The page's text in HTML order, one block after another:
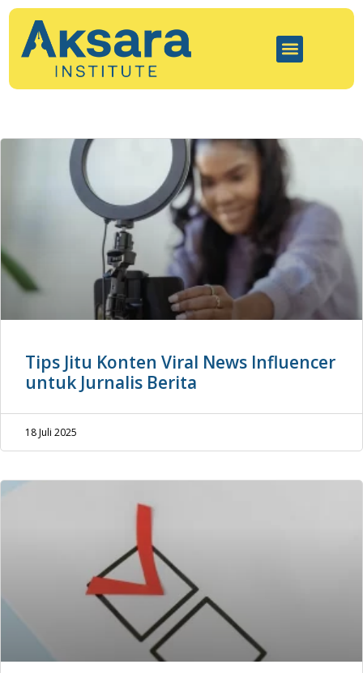
Tips Jitu Konten Viral News Influencer
untuk Jurnalis Berita
18 Juli 2025